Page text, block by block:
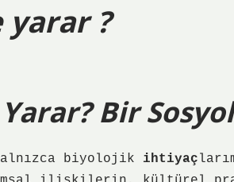
yarar ?
Bir
biyolojik ihtiyaç